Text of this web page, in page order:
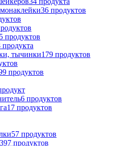
36 продуктов
продуктов
продукта
тычинки179 продуктов
продуктов
6 продуктов
17 продуктов
57 продуктов
397 продуктов